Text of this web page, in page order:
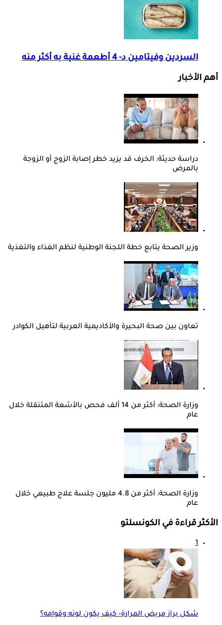
السردين وفيتامين د- 4 أطعمة غنية به أكثر منه
أهم الأخبار
دراسة حديثة: الخرف قد يزيد خطر إصابة الزوج أو الزوجة
بالمرض
وزير الصحة يتابع خطة اللجنة الوطنية لنظم الغذاء والتغذية
تعاون بين صحة البحيرة والأكاديمية العربية لتأهيل الكوادر
وزارة الصحة: أكثر من 14 ألف فحص بالأشعة المتنقلة خلال
عام
وزارة الصحة: أكثر من 4.8 مليون جلسة علاج طبيعي خلال
عام
الأكثر قراءة في الكونسلتو
1
شكل براز مريض المرارة- كيف يكون لونه وقوامه؟